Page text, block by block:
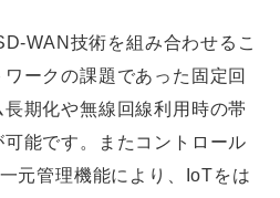
WAN技術を組み合わせるこ
ークの課題であった固定回
期化や無線回線利用時の帯
能です。またコントロール
元管理機能により、IoTをは